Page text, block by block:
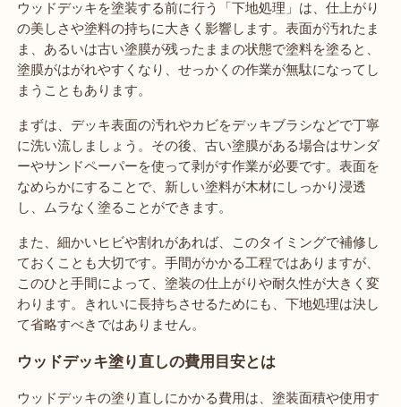
ウッドデッキを塗装する前に行う「下地処理」は、仕上がり
の美しさや塗料の持ちに大きく影響します。表面が汚れたま
ま、あるいは古い塗膜が残ったままの状態で塗料を塗ると、
塗膜がはがれやすくなり、せっかくの作業が無駄になってし
まうこともあります。
まずは、デッキ表面の汚れやカビをデッキブラシなどで丁寧
に洗い流しましょう。その後、古い塗膜がある場合はサンダ
ーやサンドペーパーを使って剥がす作業が必要です。表面を
なめらかにすることで、新しい塗料が木材にしっかり浸透
し、ムラなく塗ることができます。
また、細かいヒビや割れがあれば、このタイミングで補修し
ておくことも大切です。手間がかかる工程ではありますが、
このひと手間によって、塗装の仕上がりや耐久性が大きく変
わります。きれいに長持ちさせるためにも、下地処理は決し
て省略すべきではありません。
ウッドデッキ塗り直しの費用目安とは
ウッドデッキの塗り直しにかかる費用は、塗装面積や使用す